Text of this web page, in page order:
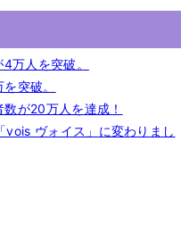
人を突破。
突破。
が20万人を達成！
ヴォイス」に変わりまし